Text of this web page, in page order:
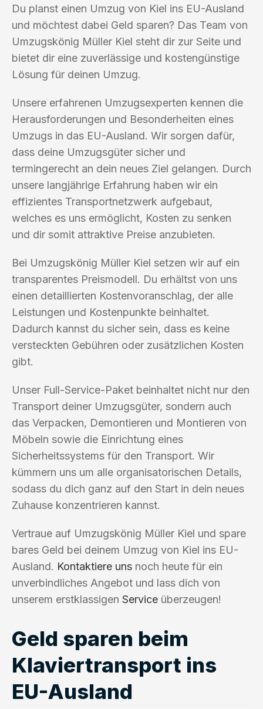
Du planst einen Umzug von Kiel ins EU-Ausland
und möchtest dabei Geld sparen? Das Team von
Umzugskönig Müller Kiel steht dir zur Seite und
bietet dir eine zuverlässige und kostengünstige
Lösung für deinen Umzug.
Unsere erfahrenen Umzugsexperten kennen die
Herausforderungen und Besonderheiten eines
Umzugs in das EU-Ausland. Wir sorgen dafür,
dass deine Umzugsgüter sicher und
termingerecht an dein neues Ziel gelangen. Durch
unsere langjährige Erfahrung haben wir ein
effizientes Transportnetzwerk aufgebaut,
welches es uns ermöglicht, Kosten zu senken
und dir somit attraktive Preise anzubieten.
Bei Umzugskönig Müller Kiel setzen wir auf ein
transparentes Preismodell. Du erhältst von uns
einen detaillierten Kostenvoranschlag, der alle
Leistungen und Kostenpunkte beinhaltet.
Dadurch kannst du sicher sein, dass es keine
versteckten Gebühren oder zusätzlichen Kosten
gibt.
Unser Full-Service-Paket beinhaltet nicht nur den
Transport deiner Umzugsgüter, sondern auch
das Verpacken, Demontieren und Montieren von
Möbeln sowie die Einrichtung eines
Sicherheitssystems für den Transport. Wir
kümmern uns um alle organisatorischen Details,
sodass du dich ganz auf den Start in dein neues
Zuhause konzentrieren kannst.
Vertraue auf Umzugskönig Müller Kiel und spare
bares Geld bei deinem Umzug von Kiel ins EU-
Ausland. Kontaktiere uns noch heute für ein
unverbindliches Angebot und lass dich von
unserem erstklassigen Service überzeugen!
Geld sparen beim
Klaviertransport ins
EU-Ausland